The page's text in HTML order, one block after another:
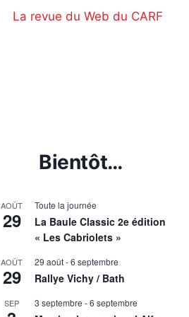
La revue du Web du CARF
Bientôt…
AOÛT
29
Toute la journée
La Baule Classic 2e édition
« Les Cabriolets »
AOÛT
29
29 août-6 septembre
Rallye Vichy / Bath
SEP 3 septembre -6 septembre